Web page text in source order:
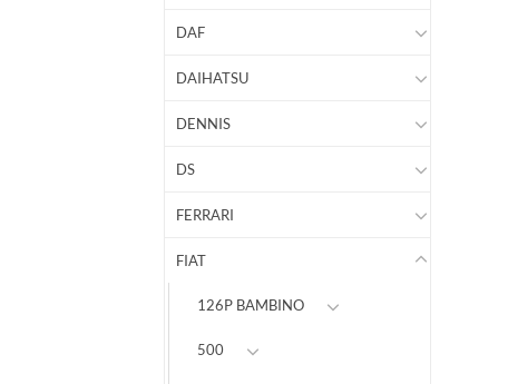
DAF
DAIHATSU
DENNIS
DS
FERRARI
FIAT
126P BAMBINO
500